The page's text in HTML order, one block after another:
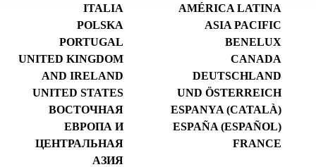
AMÉRICA LATINA
ASIA PACIFIC
BENELUX
CANADA
DEUTSCHLAND
UND ÖSTERREICH
ESPANYA (CATALÀ)
ESPAÑA (ESPAÑOL)
FRANCE
ITALIA
POLSKA
PORTUGAL
UNITED KINGDOM
AND IRELAND
UNITED STATES
ВОСТОЧНАЯ
ЕВРОПА И
ЦЕНТРАЛЬНАЯ
АЗИЯ